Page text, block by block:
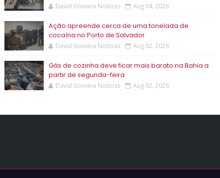
David Gouveia Notícias Aug 04, 2026
Ação apreende cerca de uma tonelada de
cocaína no Porto de Salvador
David Gouveia Notícias Aug 02, 2026
Gás de cozinha deve ficar mais barato na Bahia a
partir de segunda-feira
David Gouveia Notícias Aug 02, 2026